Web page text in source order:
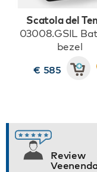
Scatola del
03008.GSIL
bezel
€ 585